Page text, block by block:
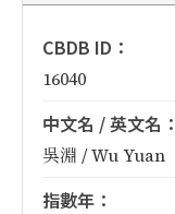
CBDB ID：
16040
中文名 / 英文名：
吳淵 / Wu Yuan
指數年：